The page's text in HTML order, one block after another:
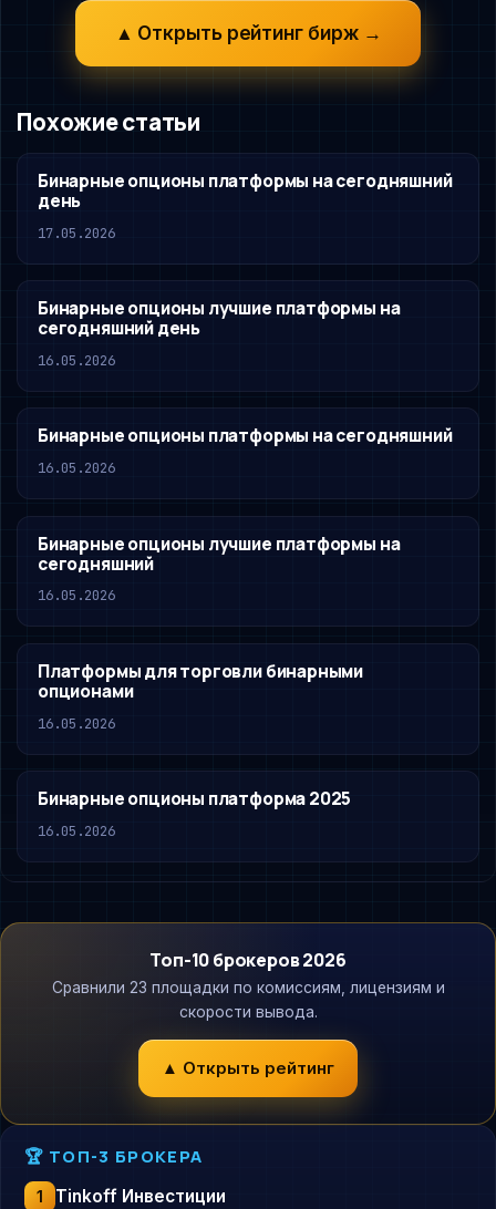
▲ Открыть рейтинг бирж →
Похожие статьи
Бинарные опционы платформы на сегодняшний
день
17.05.2026
Бинарные опционы лучшие платформы на
сегодняшний день
16.05.2026
Бинарные опционы платформы на сегодняшний
16.05.2026
Бинарные опционы лучшие платформы на
сегодняшний
16.05.2026
Платформы для торговли бинарными
опционами
16.05.2026
Бинарные опционы платформа 2025
16.05.2026
Топ-10 брокеров 2026
Сравнили 23 площадки по комиссиям, лицензиям и
скорости вывода.
▲ Открыть рейтинг
🏆 ТОП-3 БРОКЕРА
1 Tinkoff Инвестиции